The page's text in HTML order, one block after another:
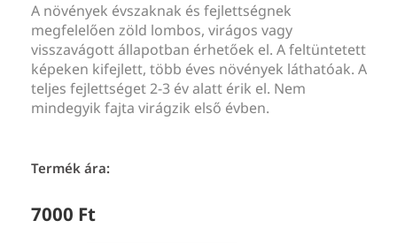
A növények évszaknak és fejlettségnek
megfelelően zöld lombos, virágos vagy
visszavágott állapotban érhetőek el. A feltüntetett
képeken kifejlett, több éves növények láthatóak. A
teljes fejlettséget 2-3 év alatt érik el. Nem
mindegyik fajta virágzik első évben.
Termék ára:
7000 Ft